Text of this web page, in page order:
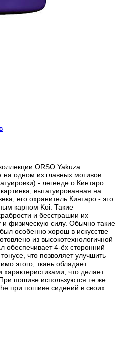
ORSO Yakuza.
на одном из главных мотивов
- легенде о Кинтаро.
вытатуированная на
его охранитель Кинтаро - это
карпом Koi. Такие
и бесстрашии их
и физическую силу. Обычно такие
особенно хорош в искусстве
из высокотехнологичной
обеспечивает 4-ёх сторонний
что позволяет улучшить
этого, ткань обладает
что делает
пошиве используются те же
при пошиве сидений в своих